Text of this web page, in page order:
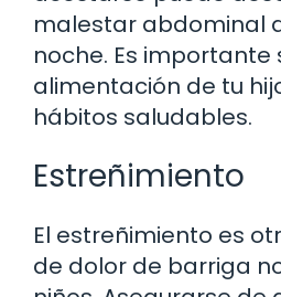
malestar abdominal
noche. Es importante
alimentación de tu
hábitos saludables.
Estreñimiento
El estreñimiento es
de dolor de barriga